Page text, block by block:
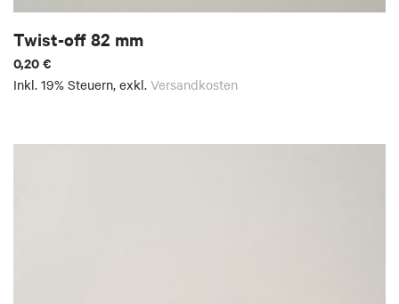
Twist-off 82 mm
0,20 €
Inkl. 19% Steuern, exkl. Versandkosten